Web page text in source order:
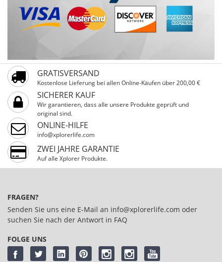
GRATISVERSAND
Kostenlose Lieferung bei allen Online-Käufen über 200,00 €
SICHERER KAUF
Wir garantieren, dass alle unsere Produkte geprüft und
original sind.
ONLINE-HILFE
info@xplorerlife.com
ZWEI JAHRE GARANTIE
Auf alle Xplorer Produkte.
FRAGEN?
Senden Sie uns eine E-Mail an info@xplorerlife.com oder
suchen Sie nach der Antwort in FAQ
FOLGE UNS